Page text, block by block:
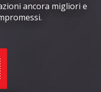
ancora migliori e